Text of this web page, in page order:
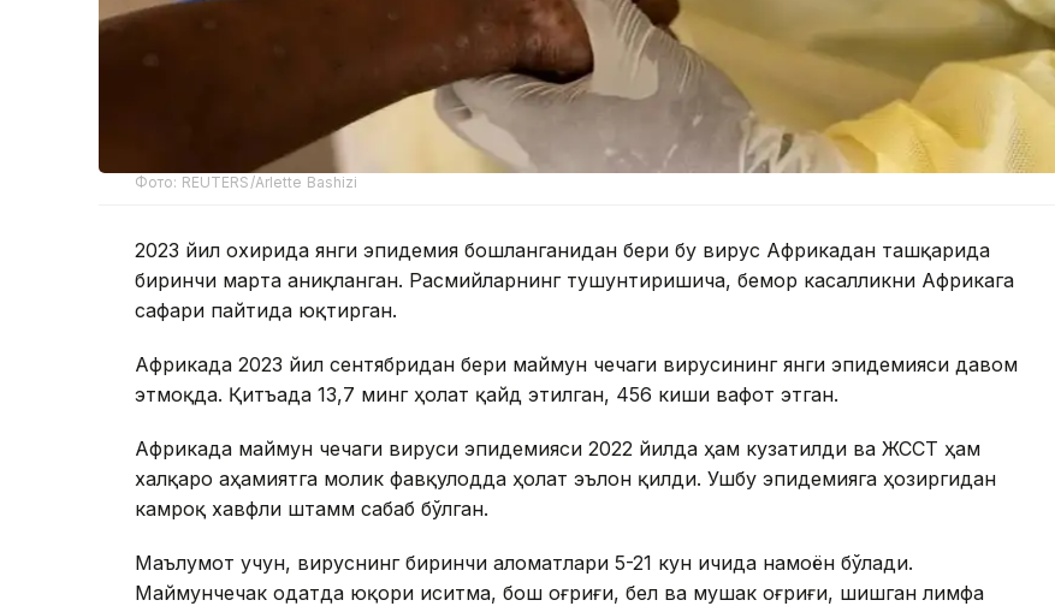
Фото: REUTERS/Arlette Bashizi
2023 йил охирида янги эпидемия бошланганидан бери бу вирус Африкадан ташқарида
биринчи марта аниқланган. Расмийларнинг тушунтиришича, бемор касалликни Африкага
сафари пайтида юқтирган.
Африкада 2023 йил сентябридан бери маймун чечаги вирусининг янги эпидемияси давом
этмоқда. Қитъада 13,7 минг ҳолат қайд этилган, 456 киши вафот этган.
Африкада маймун чечаги вируси эпидемияси 2022 йилда ҳам кузатилди ва ЖССТ ҳам
халқаро аҳамиятга молик фавқулодда ҳолат эълон қилди. Ушбу эпидемияга ҳозиргидан
камроқ хавфли штамм сабаб бўлган.
Маълумот учун, вируснинг биринчи аломатлари 5-21 кун ичида намоён бўлади.
Маймунчечак одатда юқори иситма, бош оғриғи, бел ва мушак оғриғи, шишган лимфа